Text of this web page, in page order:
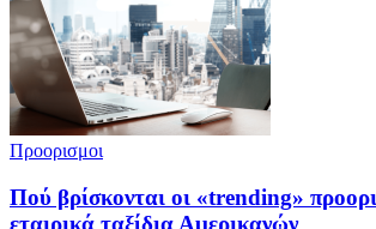
Προορισμοι
Πού βρίσκονται οι «trending»
εταιρικά ταξίδια Αμερικανών